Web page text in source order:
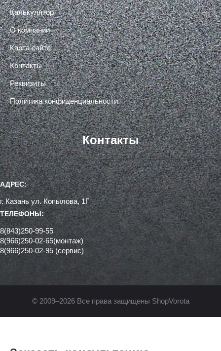
Калькулятор
О компании
Карта сайта
Контакты
Реквизиты
Политика конфиденциальности
Контакты
АДРЕС:
г. Казань ул. Копылова, 1Г
ТЕЛЕФОНЫ:
8(843)250-99-55
8(966)250-02-65(монтаж)
8(966)250-02-95 (сервис)
© 2009–2026 Все права защищены ShopVorota